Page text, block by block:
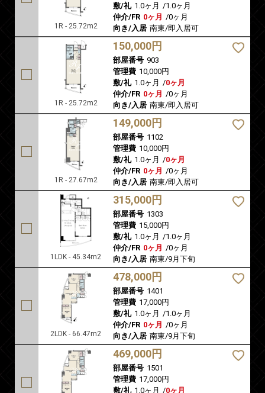
1R - 25.72m2
敷/礼 1.0ヶ月 /1.0ヶ月
仲介/FR 0ヶ月 /0ヶ月
向き/入居 南東/即入居可
1R - 25.72m2
150,000円
部屋番号 903
管理費 10,000円
敷/礼 1.0ヶ月 /0ヶ月
仲介/FR 0ヶ月 /0ヶ月
向き/入居 南東/即入居可
1R - 27.67m2
149,000円
部屋番号 1102
管理費 10,000円
敷/礼 1.0ヶ月 /0ヶ月
仲介/FR 0ヶ月 /0ヶ月
向き/入居 南東/即入居可
1LDK - 45.34m2
315,000円
部屋番号 1303
管理費 15,000円
敷/礼 1.0ヶ月 /1.0ヶ月
仲介/FR 0ヶ月 /0ヶ月
向き/入居 南東/9月下旬
2LDK - 66.47m2
478,000円
部屋番号 1401
管理費 17,000円
敷/礼 1.0ヶ月 /1.0ヶ月
仲介/FR 0ヶ月 /0ヶ月
向き/入居 南東/9月下旬
469,000円
部屋番号 1501
管理費 17,000円
敷/礼 1.0ヶ月 /0ヶ月